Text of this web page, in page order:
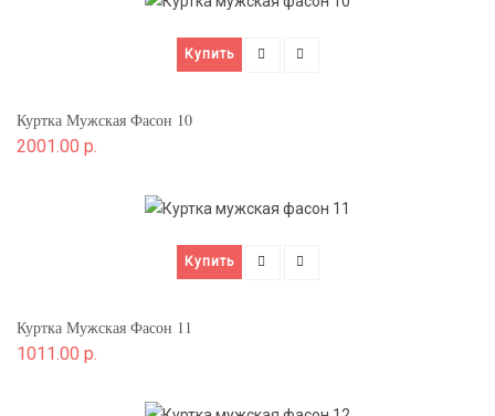
Купить
Куртка Мужская Фасон 10
2001.00 р.
Купить
Куртка Мужская Фасон 11
1011.00 р.